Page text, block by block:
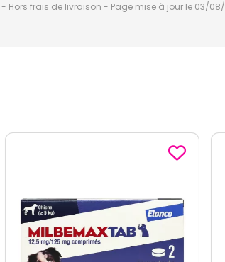
Hors frais de livraison - Page mise à jour le 03/